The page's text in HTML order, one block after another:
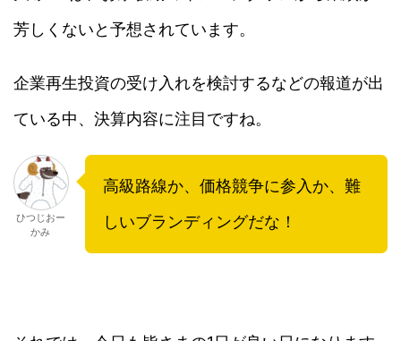
芳しくないと予想されています。
企業再生投資の受け入れを検討するなどの報道が出
ている中、決算内容に注目ですね。
ひつじおー
かみ
高級路線か、価格競争に参入か、難
しいブランディングだな！